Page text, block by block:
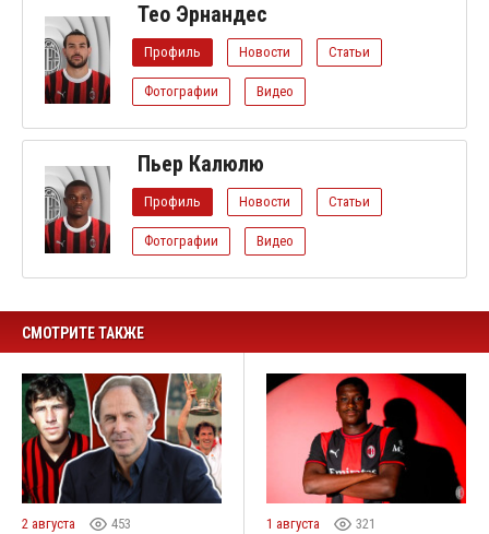
Тео Эрнандес
Профиль Новости Статьи
Фотографии Видео
Пьер Калюлю
Профиль Новости Статьи
Фотографии Видео
СМОТРИТЕ ТАКЖЕ
2 августа 453 1 августа 321